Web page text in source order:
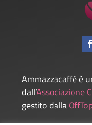
Ammazzacaffè è
dall’Associazione
gestito dalla